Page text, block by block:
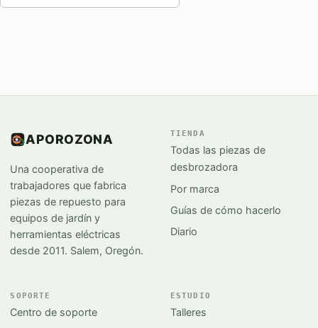
APOROZONA
Una cooperativa de
trabajadores que fabrica
piezas de repuesto para
equipos de jardín y
herramientas eléctricas
desde 2011. Salem, Oregón.
TIENDA
Todas las piezas de
desbrozadora
Por marca
Guías de cómo hacerlo
Diario
SOPORTE
Centro de soporte
ESTUDIO
Talleres